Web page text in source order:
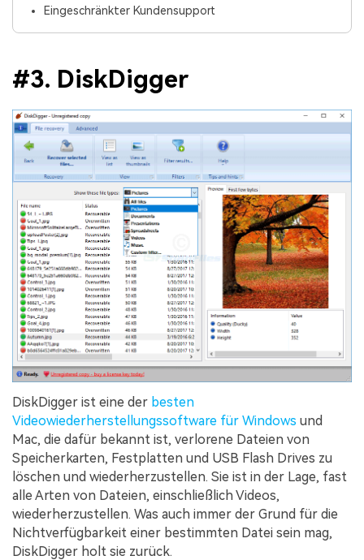
Eingeschränkter Kundensupport
#3. DiskDigger
DiskDigger ist eine der besten
Videowiederherstellungssoftware für Windows und
Mac, die dafür bekannt ist, verlorene Dateien von
Speicherkarten, Festplatten und USB Flash Drives zu
löschen und wiederherzustellen. Sie ist in der Lage, fast
alle Arten von Dateien, einschließlich Videos,
wiederherzustellen. Was auch immer der Grund für die
Nichtverfügbarkeit einer bestimmten Datei sein mag,
DiskDigger holt sie zurück.